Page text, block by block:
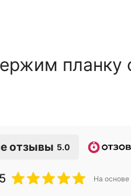
планку
отзывы 5.0
На основе